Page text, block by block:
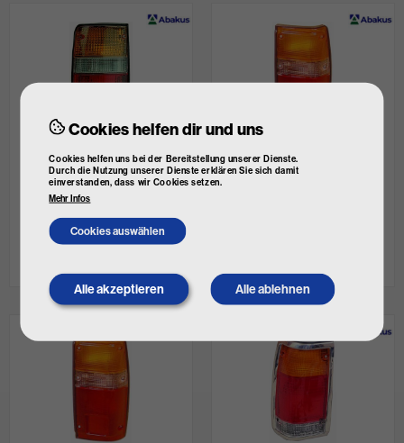
ABAKUS Lichtscheibe,
Heckleuchte
Art. Nr. 00-212-1945R
Einbauposition: rechts
€ 3,25
ABAKUS Lichtscheibe,
Heckleuchte
Cookies helfen dir und uns
Cookies helfen uns bei der Bereitstellung unserer Dienste.
Durch die Nutzung unserer Dienste erklären Sie sich damit
einverstanden, dass wir Cookies setzen.
Mehr Infos
Cookies auswählen
Alle akzeptieren
Withdraw
consent
Alle ablehnen